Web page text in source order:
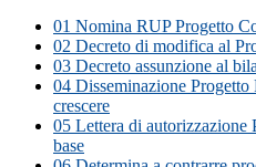
01 Nomina RUP Progetto
02 Decreto di modifica al
03 Decreto assunzione al
04 Disseminazione
crescere
05 Lettera di autorizzazione
base